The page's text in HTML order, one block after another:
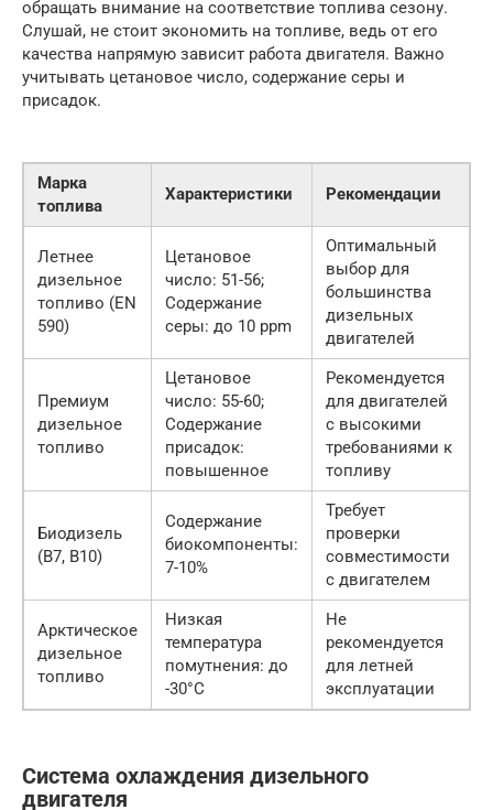
обращать внимание на соответствие топлива сезону.
Слушай, не стоит экономить на топливе, ведь от его
качества напрямую зависит работа двигателя. Важно
учитывать цетановое число, содержание серы и
присадок.
Марка
топлива
Характеристики Рекомендации
Летнее
дизельное
топливо (EN
590)
Цетановое
число: 51-56;
Содержание
серы: до 10 ppm
Оптимальный
выбор для
большинства
дизельных
двигателей
Премиум
дизельное
топливо
Цетановое
число: 55-60;
Содержание
присадок:
повышенное
Рекомендуется
для двигателей
с высокими
требованиями к
топливу
Биодизель
(B7, B10)
Содержание
биокомпоненты:
7-10%
Требует
проверки
совместимости
с двигателем
Арктическое
дизельное
топливо
Низкая
температура
помутнения: до
-30°C
Не
рекомендуется
для летней
эксплуатации
Система охлаждения дизельного
двигателя